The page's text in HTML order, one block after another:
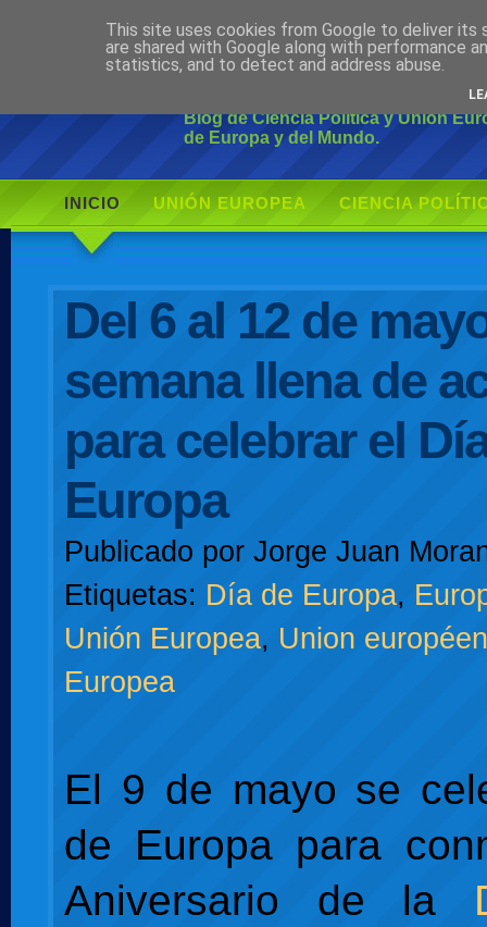
Ciudadano
Blog de Ciencia Política y Unión
de Europa y del Mundo.
INICIO UNIÓN EUROPEA CIENCIA
Del 6 al 12 de
semana llena de
para celebrar el
Europa
Publicado por Jorge Juan
Etiquetas: Día de Europa,
Unión Europea, Union
Europea
El 9 de mayo se
de Europa para
Aniversario de la
This site uses cookies from Google to deliver its
are shared with Google along with performance
statistics, and to detect and address abuse.